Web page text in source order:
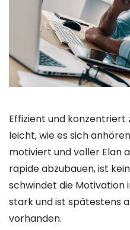
Effizient und
leicht, wie es sich
motiviert und voller Elan
rapide abzubauen, ist
schwindet die Motivation
stark und ist spätestens
vorhanden.